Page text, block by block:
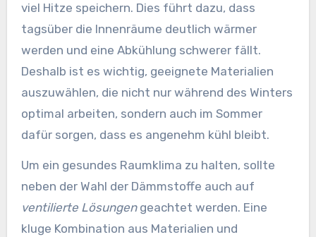
viel Hitze speichern. Dies führt dazu, dass
tagsüber die Innenräume deutlich wärmer
werden und eine Abkühlung schwerer fällt.
Deshalb ist es wichtig, geeignete Materialien
auszuwählen, die nicht nur während des Winters
optimal arbeiten, sondern auch im Sommer
dafür sorgen, dass es angenehm kühl bleibt.
Um ein gesundes Raumklima zu halten, sollte
neben der Wahl der Dämmstoffe auch auf
ventilierte Lösungengeachtet werden. Eine
kluge Kombination aus Materialien und